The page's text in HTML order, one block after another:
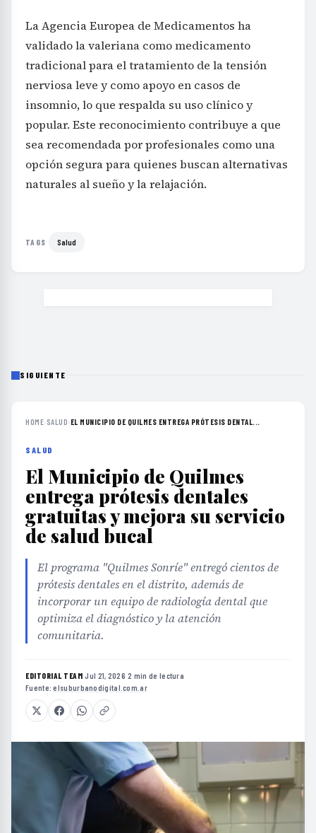
La Agencia Europea de Medicamentos ha
validado la valeriana como medicamento
tradicional para el tratamiento de la tensión
nerviosa leve y como apoyo en casos de
insomnio, lo que respalda su uso clínico y
popular. Este reconocimiento contribuye a que
sea recomendada por profesionales como una
opción segura para quienes buscan alternativas
naturales al sueño y la relajación.
TAGS Salud
SIGUIENTE
HOME› SALUD› EL MUNICIPIO DE QUILMES ENTREGA PRÓTESIS DENTAL...
SALUD
El Municipio de Quilmes
entrega prótesis dentales
gratuitas y mejora su servicio
de salud bucal
El programa "Quilmes Sonríe" entregó cientos de
prótesis dentales en el distrito, además de
incorporar un equipo de radiología dental que
optimiza el diagnóstico y la atención
comunitaria.
EDITORIAL TEAM·Jul 21, 2026·2 min de lectura·
Fuente:elsuburbanodigital.com.ar